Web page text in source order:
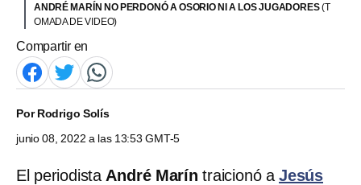
ANDRÉ MARÍN NO PERDONÓ A OSORIO NI A LOS JUGADORES(T
OMADA DE VIDEO)
Compartir en
PorRodrigo Solís
junio 08, 2022 a las 13:53 GMT-5
El periodista André Marín traicionó aJesús